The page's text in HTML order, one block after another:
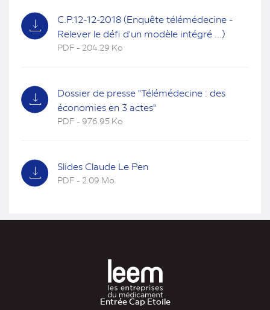
C.P.12-12-2018 (Enquête télémédecine -
Relever le défi d'un modèle intégré ...)
PDF - 204.29 Ko
Dossier de presse "Télémédecine : des
économies en 3 actes"
PDF - 976.95 Ko
Slides Claude Le Pen
PDF - 2.09 Mo
Entrée Cap Etoile